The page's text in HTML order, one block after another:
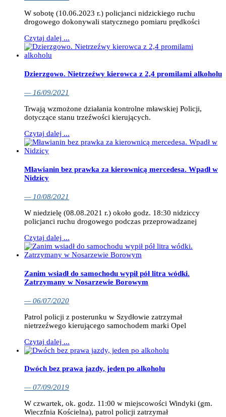
W sobotę (10.06.2023 r.) policjanci nidzickiego ruchu
drogowego dokonywali statycznego pomiaru prędkości
Czytaj dalej ...
Dzierzgowo. Nietrzeźwy kierowca z 2,4 promilami alkoholu
— 16/09/2021
Trwają wzmożone działania kontrolne mławskiej Policji,
dotyczące stanu trzeźwości kierujących.
Czytaj dalej ...
Mławianin bez prawka za kierownicą mercedesa. Wpadł w
Nidzicy
— 10/08/2021
W niedzielę (08.08.2021 r.) około godz. 18:30 nidziccy
policjanci ruchu drogowego podczas przeprowadzanej
Czytaj dalej ...
Zanim wsiadł do samochodu wypił pół litra wódki.
Zatrzymany w Nosarzewie Borowym
— 06/07/2020
Patrol policji z posterunku w Szydłowie zatrzymał
nietrzeźwego kierującego samochodem marki Opel
Czytaj dalej ...
Dwóch bez prawa jazdy, jeden po alkoholu
— 07/09/2019
W czwartek, ok. godz. 11:00 w miejscowości Windyki (gm.
Wieczfnia Kościelna), patrol policji zatrzymał